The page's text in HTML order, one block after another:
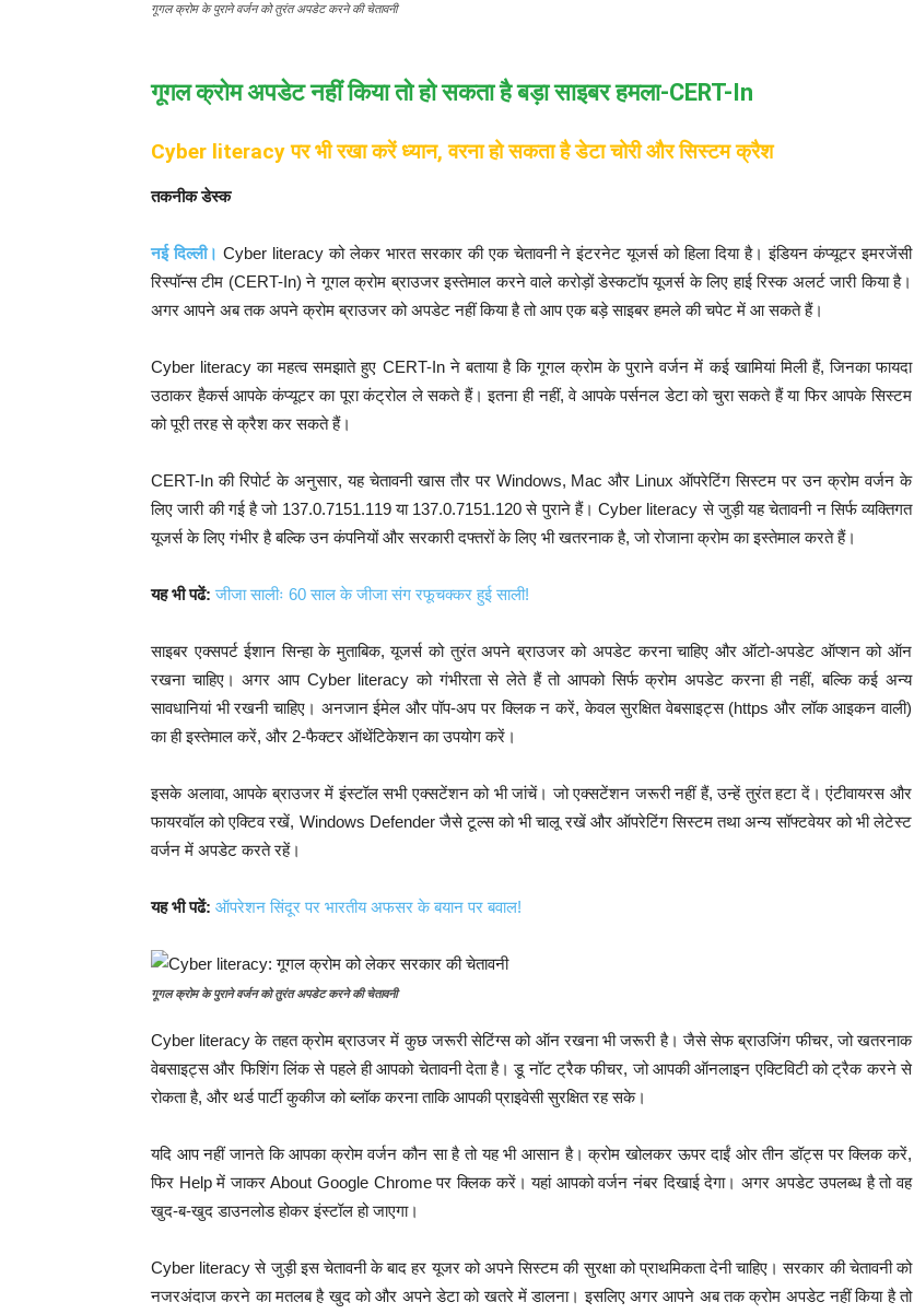
गूगल क्रोम के पुराने वर्जन को तुरंत अपडेट करने की चेतावनी
गूगल क्रोम अपडेट नहीं किया तो हो सकता है बड़ा साइबर हमला-CERT-In
Cyber literacy पर भी रखा करें ध्यान, वरना हो सकता है डेटा चोरी और सिस्टम क्रैश
तकनीक डेस्क
नई दिल्ली। Cyber literacy को लेकर भारत सरकार की एक चेतावनी ने इंटरनेट यूजर्स को हिला दिया है। इंडियन कंप्यूटर इमरजेंसी
रिस्पॉन्स टीम (CERT-In) ने गूगल क्रोम ब्राउजर इस्तेमाल करने वाले करोड़ों डेस्कटॉप यूजर्स के लिए हाई रिस्क अलर्ट जारी किया है।
अगर आपने अब तक अपने क्रोम ब्राउजर को अपडेट नहीं किया है तो आप एक बड़े साइबर हमले की चपेट में आ सकते हैं।
Cyber literacy का महत्व समझाते हुए CERT-In ने बताया है कि गूगल क्रोम के पुराने वर्जन में कई खामियां मिली हैं, जिनका फायदा
उठाकर हैकर्स आपके कंप्यूटर का पूरा कंट्रोल ले सकते हैं। इतना ही नहीं, वे आपके पर्सनल डेटा को चुरा सकते हैं या फिर आपके सिस्टम
को पूरी तरह से क्रैश कर सकते हैं।
CERT-In की रिपोर्ट के अनुसार, यह चेतावनी खास तौर पर Windows, Mac और Linux ऑपरेटिंग सिस्टम पर उन क्रोम वर्जन के
लिए जारी की गई है जो 137.0.7151.119 या 137.0.7151.120 से पुराने हैं। Cyber literacy से जुड़ी यह चेतावनी न सिर्फ व्यक्तिगत
यूजर्स के लिए गंभीर है बल्कि उन कंपनियों और सरकारी दफ्तरों के लिए भी खतरनाक है, जो रोजाना क्रोम का इस्तेमाल करते हैं।
यह भी पढें: जीजा सालीः 60 साल के जीजा संग रफूचक्कर हुई साली!
साइबर एक्सपर्ट ईशान सिन्हा के मुताबिक, यूजर्स को तुरंत अपने ब्राउजर को अपडेट करना चाहिए और ऑटो-अपडेट ऑप्शन को ऑन
रखना चाहिए। अगर आप Cyber literacy को गंभीरता से लेते हैं तो आपको सिर्फ क्रोम अपडेट करना ही नहीं, बल्कि कई अन्य
सावधानियां भी रखनी चाहिए। अनजान ईमेल और पॉप-अप पर क्लिक न करें, केवल सुरक्षित वेबसाइट्स (https और लॉक आइकन वाली)
का ही इस्तेमाल करें, और 2-फैक्टर ऑथेंटिकेशन का उपयोग करें।
इसके अलावा, आपके ब्राउजर में इंस्टॉल सभी एक्सटेंशन को भी जांचें। जो एक्सटेंशन जरूरी नहीं हैं, उन्हें तुरंत हटा दें। एंटीवायरस और
फायरवॉल को एक्टिव रखें, Windows Defender जैसे टूल्स को भी चालू रखें और ऑपरेटिंग सिस्टम तथा अन्य सॉफ्टवेयर को भी लेटेस्ट
वर्जन में अपडेट करते रहें।
यह भी पढें: ऑपरेशन सिंदूर पर भारतीय अफसर के बयान पर बवाल!
गूगल क्रोम के पुराने वर्जन को तुरंत अपडेट करने की चेतावनी
Cyber literacy के तहत क्रोम ब्राउजर में कुछ जरूरी सेटिंग्स को ऑन रखना भी जरूरी है। जैसे सेफ ब्राउजिंग फीचर, जो खतरनाक
वेबसाइट्स और फिशिंग लिंक से पहले ही आपको चेतावनी देता है। डू नॉट ट्रैक फीचर, जो आपकी ऑनलाइन एक्टिविटी को ट्रैक करने से
रोकता है, और थर्ड पार्टी कुकीज को ब्लॉक करना ताकि आपकी प्राइवेसी सुरक्षित रह सके।
यदि आप नहीं जानते कि आपका क्रोम वर्जन कौन सा है तो यह भी आसान है। क्रोम खोलकर ऊपर दाईं ओर तीन डॉट्स पर क्लिक करें,
फिर Help में जाकर About Google Chrome पर क्लिक करें। यहां आपको वर्जन नंबर दिखाई देगा। अगर अपडेट उपलब्ध है तो वह
खुद-ब-खुद डाउनलोड होकर इंस्टॉल हो जाएगा।
Cyber literacy से जुड़ी इस चेतावनी के बाद हर यूजर को अपने सिस्टम की सुरक्षा को प्राथमिकता देनी चाहिए। सरकार की चेतावनी को
नजरअंदाज करने का मतलब है खुद को और अपने डेटा को खतरे में डालना। इसलिए अगर आपने अब तक क्रोम अपडेट नहीं किया है तो